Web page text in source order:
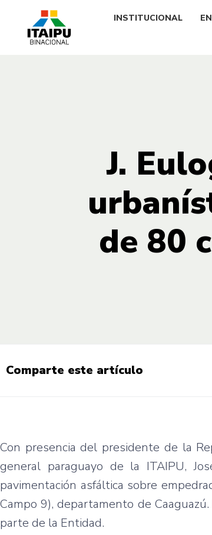
INSTITUCIONAL
J.
de 80
Comparte este artículo
Con presencia del presidente de la
general paraguayo de la ITAIPU,
pavimentación asfáltica sobre
Campo 9), departamento de
parte de la Entidad.